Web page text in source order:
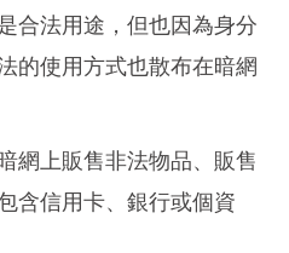
合法用途，但也因為身分
的使用方式也散布在暗網
網上販售非法物品、販售
含信用卡、銀行或個資